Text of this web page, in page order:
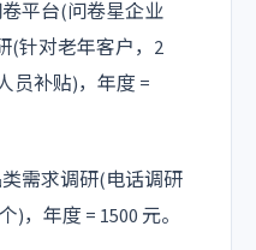
平台(问卷星企业
(针对老年客户，2
员补贴)，年度 =
需求调研(电话调研
)，年度 = 1500 元。